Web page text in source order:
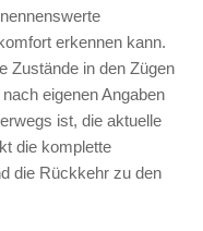
erkennen kann.
Zustände in den Zügen
eigenen Angaben
ist, die aktuelle
die komplette
die Rückkehr zu den